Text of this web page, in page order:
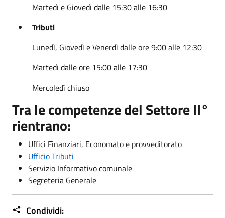
Martedì e Giovedì dalle 15:30 alle 16:30
Tributi
Lunedì, Giovedì e Venerdì dalle ore 9:00 alle 12:30
Martedì dalle ore 15:00 alle 17:30
Mercoledì chiuso
Tra le competenze del Settore II°
rientrano:
Uffici Finanziari, Economato e provveditorato
Ufficio Tributi
Servizio Informativo comunale
Segreteria Generale
Condividi: